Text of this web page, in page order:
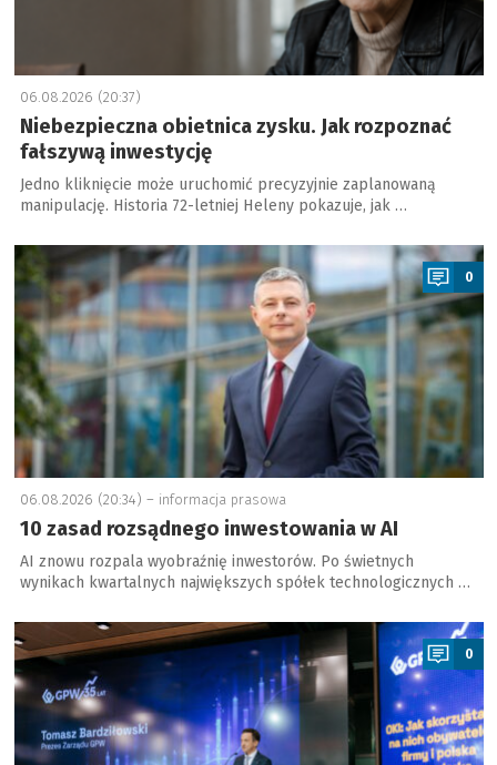
06.08.2026 (20:37)
Niebezpieczna obietnica zysku. Jak rozpoznać
fałszywą inwestycję
Jedno kliknięcie może uruchomić precyzyjnie zaplanowaną
manipulację. Historia 72-letniej Heleny pokazuje, jak …
a
0
06.08.2026 (20:34) – informacja prasowa
10 zasad rozsądnego inwestowania w AI
AI znowu rozpala wyobraźnię inwestorów. Po świetnych
wynikach kwartalnych największych spółek technologicznych …
a
0